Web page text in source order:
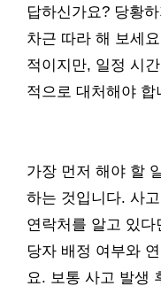
답하신가요? 당황
차근 따라 해 보세
적이지만, 일정 시
적으로 대처해야 합
가장 먼저 해야 할
하는 것입니다. 사
연락처를 알고 있
당자 배정 여부와
요. 보통 사고 발생